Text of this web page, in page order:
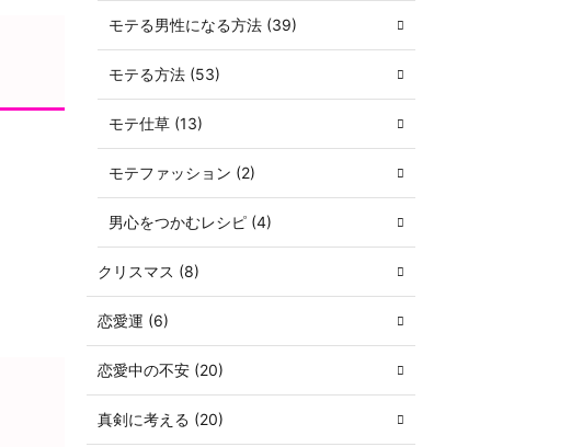
モテる男性になる方法 (39)
モテる方法 (53)
モテ仕草 (13)
モテファッション (2)
男心をつかむレシピ (4)
クリスマス (8)
恋愛運 (6)
恋愛中の不安 (20)
真剣に考える (20)